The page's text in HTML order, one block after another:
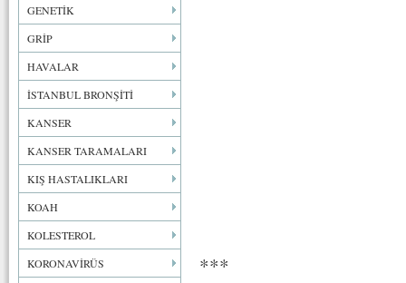
GENETİK
GRİP
HAVALAR
İSTANBUL BRONŞİTİ
KANSER
KANSER TARAMALARI
KIŞ HASTALIKLARI
KOAH
KOLESTEROL
KORONAVİRÜS
***